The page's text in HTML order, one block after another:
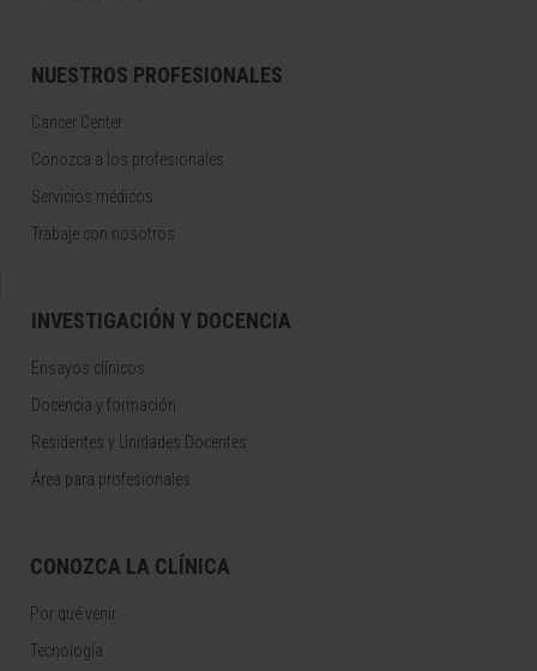
NUESTROS PROFESIONALES
Cancer Center
Conozca a los profesionales
Servicios médicos
Trabaje con nosotros
INVESTIGACIÓN Y DOCENCIA
Ensayos clínicos
Docencia y formación
Residentes y Unidades Docentes
Área para profesionales
CONOZCA LA CLÍNICA
Por qué venir
Tecnología